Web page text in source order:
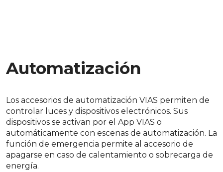
Automatización
Los accesorios de automatización VIAS permiten de
controlar luces y dispositivos electrónicos. Sus
dispositivos se activan por el App VIAS o
automáticamente con escenas de automatización. La
función de emergencia permite al accesorio de
apagarse en caso de calentamiento o sobrecarga de
energía.